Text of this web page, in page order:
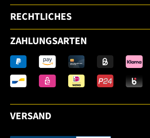
RECHTLICHES
ZAHLUNGSARTEN
VERSAND